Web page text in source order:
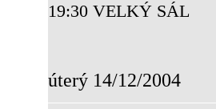
19:30 VELKÝ SÁL
úterý 14/12/2004